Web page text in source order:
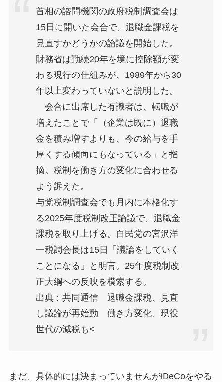
首相の諮問機関の政府税制調査会は
15日に開いた会合で、退職金課税を
見直すかどうかの論議を開始した。
財務省は勤続20年を境に控除額が変
わる現行の仕組みが、1989年から30
年以上変わっていないと説明した。
会合に出席した有識者は、転職が
増えたことで「（企業は既に）退職
金を積み増すよりも、今の給与を手
厚くする傾向にもなっている」と指
摘。税制を働き方の変化に合わせる
よう訴えた。
与党税制調査会でも月内に本格化す
る2025年度税制改正論議で、退職金
課税を取り上げる。自民党の宮沢洋
一税調会長は15日「議論をしていく
ことになる」と明言。25年度税制改
正大綱への反映を模索する。
出典：共同通信 退職金課税、見直
し議論が再始動 働き方変化、現役
世代の減税も<
まだ、具体的には決まっていませんがiDeCoをやる